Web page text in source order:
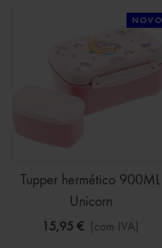
NOVO
Tupper hermético 900ML
Unicorn
15,95 € (com IVA)